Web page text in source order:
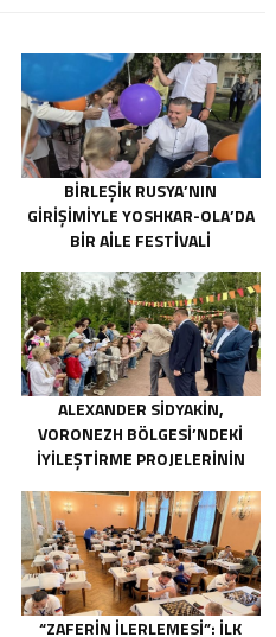
BIRLEŞIK RUSYA’NIN
GIRIŞIMIYLE YOSHKAR-OLA’DA
BIR AILE FESTIVALI
ALEXANDER SIDYAKIN,
VORONEZH BÖLGESI’NDEKI
IYILEŞTIRME PROJELERININ
DEĞERLENDIRDI
“ZAFERIN İLERLEMESI”: İLK